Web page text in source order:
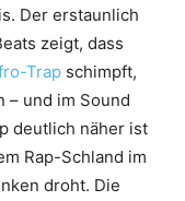
Der erstaunlich
zeigt, dass
Trap schimpft,
– und im Sound
deutlich näher ist
Rap-Schland im
droht. Die